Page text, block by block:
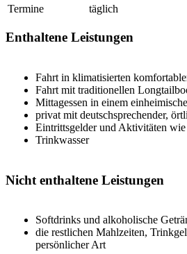
Termine
täglich
Enthaltene Leistungen
Fahrt in klimatisierten
Fahrt mit traditionellen
Mittagessen in einem
privat mit deutschsprechender,
Eintrittsgelder und Aktivitäten wie
Trinkwasser
Nicht enthaltene Leistungen
Softdrinks und alkoholische
die restlichen Mahlzeiten,
persönlicher Art